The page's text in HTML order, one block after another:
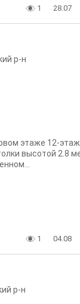
1 28.07
р-н
этаже 12-
высотой 2.8
1 04.08
р-н